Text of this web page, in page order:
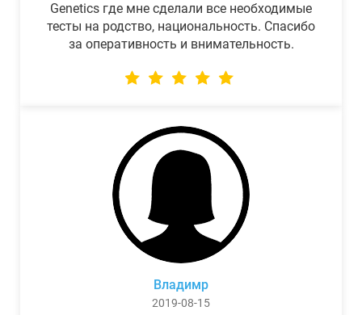
Genetics где мне сделали все необходимые
тесты на родство, национальность. Спасибо
за оперативность и внимательность.
Владимр
2019-08-15